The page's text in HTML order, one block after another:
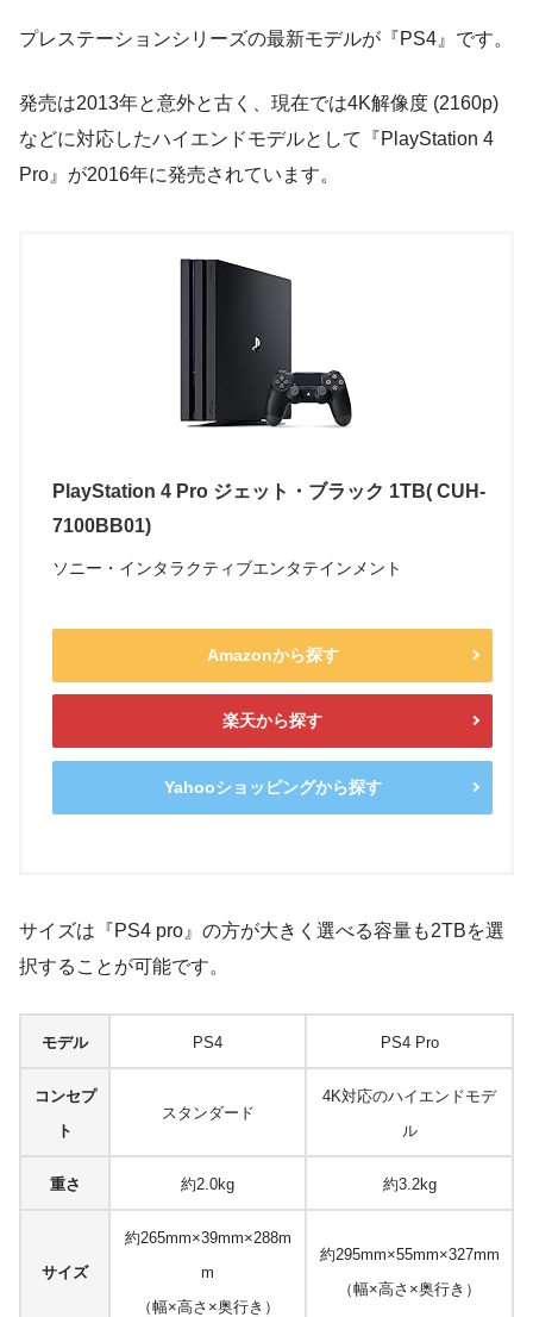
プレステーションシリーズの最新モデルが『PS4』です。
発売は2013年と意外と古く、現在では4K解像度 (2160p)
などに対応したハイエンドモデルとして『PlayStation 4
Pro』が2016年に発売されています。
PlayStation 4 Pro ジェット・ブラック 1TB( CUH-
7100BB01)
ソニー・インタラクティブエンタテインメント
Amazonから探す
楽天から探す
Yahooショッピングから探す
サイズは『PS4 pro』の方が大きく選べる容量も2TBを選
択することが可能です。
モデル PS4 PS4 Pro
コンセプ
ト
スタンダード
4K対応のハイエンドモデ
ル
重さ 約2.0kg 約3.2kg
サイズ
約265mm×39mm×288m
m
（幅×高さ×奥行き）
約295mm×55mm×327mm
（幅×高さ×奥行き）